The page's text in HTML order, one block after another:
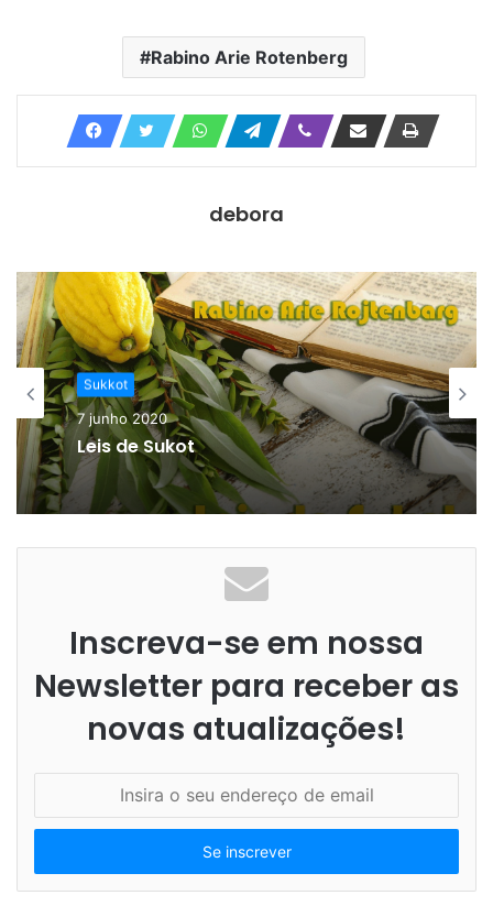
Rabino Arie Rotenberg
debora
Sukkot
7 junho 2020
Leis de Sukot
Inscreva-se em nossa
Newsletter para receber as
novas atualizações!
seu
de